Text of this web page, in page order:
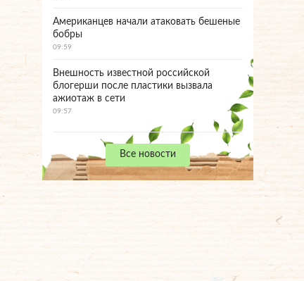
Американцев начали атаковать бешеные
бобры
09:59
Внешность известной российской
блогерши после пластики вызвала
ажиотаж в сети
09:57
Все новости